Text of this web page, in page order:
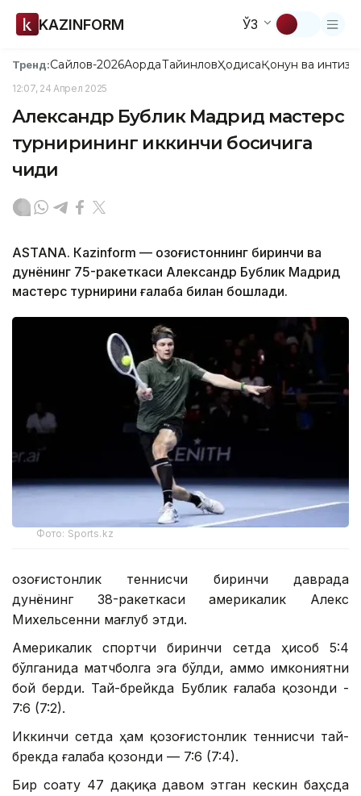
KAZINFORM ЎЗ
Тренд:Сайлов-2026АқордаТайинловҲодисаҚонун ва
12:07, 24 Апрел 2025
Александр Бублик Мадрид мастерс
турнирининг иккинчи босқичига
чиқди
ASTANА. Кazinform — Қозоғистоннинг биринчи ва
дунёнинг 75-ракеткаси Александр Бублик Мадрид
мастерс турнирини ғалаба билан бошлади.
Фото: Sports.kz
Қозоғистонлик теннисчи биринчи даврада
дунёнинг 38-ракеткаси америкалик Алекс
Михельсенни мағлуб этди.
Америкалик спортчи биринчи сетда ҳисоб 5:4
бўлганида матчболга эга бўлди, аммо имкониятни
бой берди. Тай-брейкда Бублик ғалаба қозонди -
7:6 (7:2).
Иккинчи сетда ҳам қозоғистонлик теннисчи тай-
брекда ғалаба қозонди — 7:6 (7:4).
Бир соату 47 дақиқа давом этган кескин баҳсда